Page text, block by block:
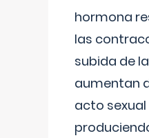
hormona
las
subida de
aumentan
acto